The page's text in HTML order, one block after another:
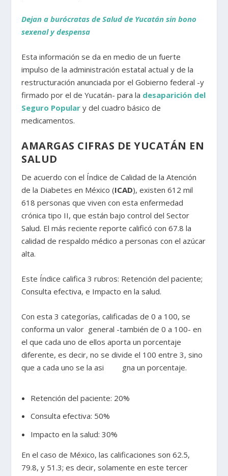
Dejan a burócratas de Salud de Yucatán sin bono
sexenal y despensa
Esta información se da en medio de un fuerte
impulso de la administración estatal actual y de la
restructuración anunciada por el Gobierno federal -y
firmado por el de Yucatán- para la desaparición del
Seguro Popular y del cuadro básico de
medicamentos.
AMARGAS CIFRAS DE YUCATÁN EN
SALUD
De acuerdo con el Índice de Calidad de la Atención
de la Diabetes en México (ICAD), existen 612 mil
618 personas que viven con esta enfermedad
crónica tipo II, que están bajo control del Sector
Salud. El más reciente reporte calificó con 67.8 la
calidad de respaldo médico a personas con el azúcar
alta.
Este Índice califica 3 rubros: Retención del paciente;
Consulta efectiva, e Impacto en la salud.
Con esta 3 categorías, calificadas de 0 a 100, se
conforma un valor general -también de 0 a 100- en
el que cada uno de ellos aporta un porcentaje
diferente, es decir, no se divide el 100 entre 3, sino
que a cada uno se la asi gna un porcentaje.
Retención del paciente: 20%
Consulta efectiva: 50%
Impacto en la salud: 30%
En el caso de México, las calificaciones son 62.5,
79.8, y 51.3; es decir, solamente en este tercer